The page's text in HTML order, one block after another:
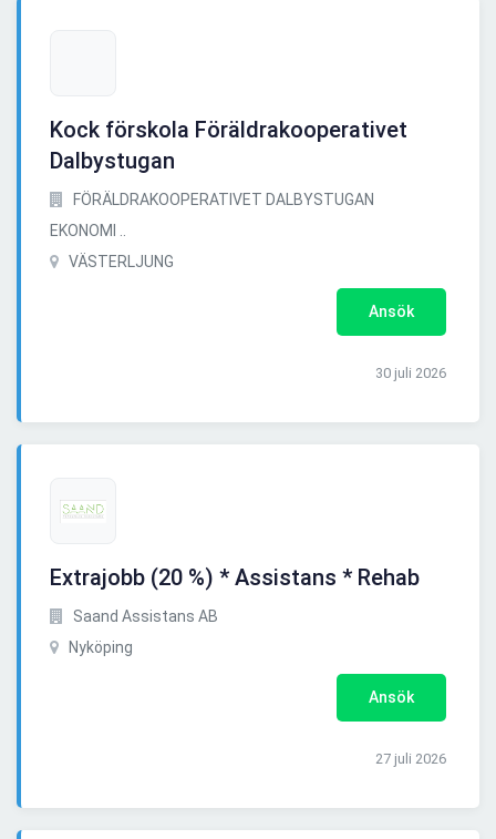
Kock förskola Föräldrakooperativet
Dalbystugan
FÖRÄLDRAKOOPERATIVET DALBYSTUGAN
EKONOMI ..
VÄSTERLJUNG
Ansök
30 juli 2026
Extrajobb (20 %) * Assistans * Rehab
Saand Assistans AB
Nyköping
Ansök
27 juli 2026